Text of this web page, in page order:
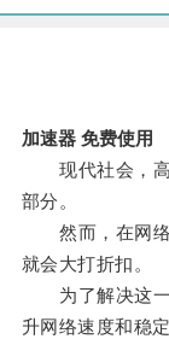
加速器 免费使用
现代社会，高
部分。
然而，在网络
就会大打折扣。
为了解决这一
升网络速度和稳定